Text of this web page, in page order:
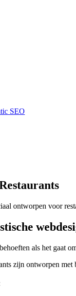
SEO
ontworpen voor
als het gaat
zijn ontworpen met